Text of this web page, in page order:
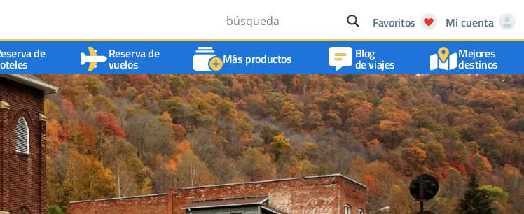
Favoritos
Mi cuenta
de Reserva de
vuelos Más productos Blog
de viajes
Mejores
destinos